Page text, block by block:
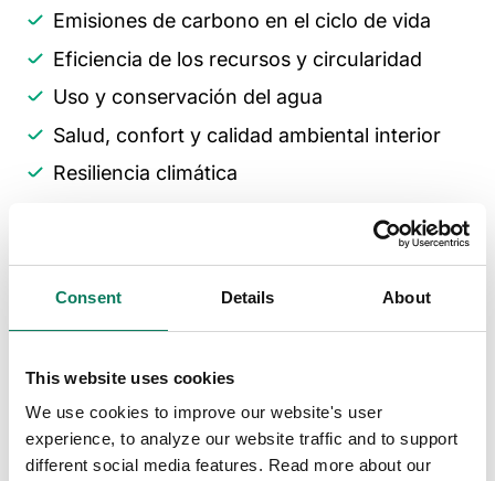
Consent Details About
This website uses cookies
We use cookies to improve our website's user
experience, to analyze our website traffic and to support
different social media features. Read more about our
Emisiones de carbono en el ciclo de vida
Eficiencia de los recursos y circularidad
Uso y conservación del agua
Salud, confort y calidad ambiental interior
Resiliencia climática
Al mapear directamente sus 26 criterios y 113
indicadores con estos macroobjetivos, VERDE
2030 permite que los equipos de proyecto
de la UE, los procesos de contratación pública
y la divulgación ESG.